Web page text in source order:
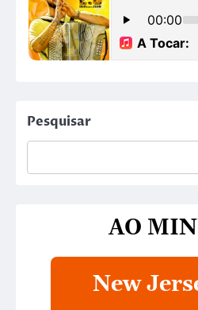
Pesquisar
AO
New